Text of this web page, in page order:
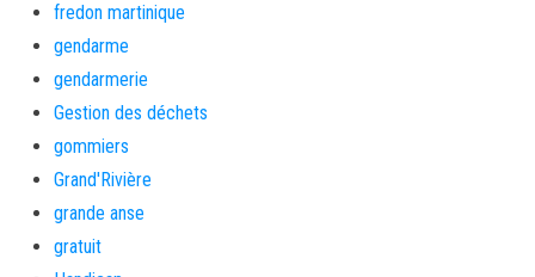
fredon martinique
gendarme
gendarmerie
Gestion des déchets
gommiers
Grand'Rivière
grande anse
gratuit